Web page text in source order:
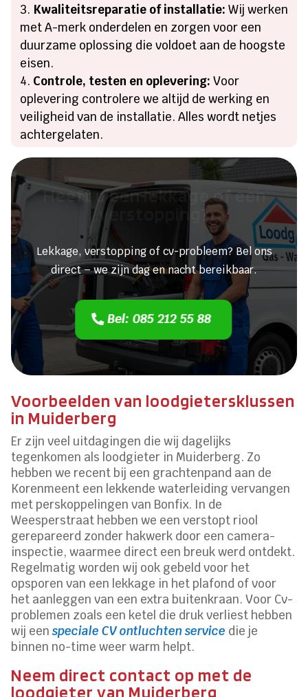
Kwaliteitsreparatie of installatie: Wij werken
met A-merk onderdelen en zorgen voor een
duurzame oplossing die voldoet aan de hoogste
eisen.
Controle, testen en oplevering: Voor
oplevering controlere we altijd de werking en
veiligheid van de installatie. Alles wordt netjes
achtergelaten.
Heeft u een lekkage of een
verstopping?
Lekkage, verstopping of cv-probleem? Bel ons
direct – we zijn dag en nacht bereikbaar.
Bel: 085 212 55 88
Voorbeelden van loodgietersklussen
in Muiderberg
Er zijn veel uitdagingen die wij dagelijks
tegenkomen als loodgieter in Muiderberg. Zo
hebben we recent bij een grachtenpand aan de
Korenmeent een lekkende waterleiding vervangen
met perskoppelingen van Bonfix. In de
Weesperstraat hebben we een verstopt riool
gerepareerd zonder hakwerk door een camera-
inspectie, waarmee direct een breuk werd ontdekt.
Regelmatig worden wij ook gebeld voor het
opsporen van een lekkage in het plafond of voor
het aanleggen van een extra buitenkraan. Voor Cv-
problemen zoals een ketel die druk verliest hebben
wij eenspeciale CV ontluchten service die je
binnen no-time weer warm helpt.
Neem direct contact op met de
loodgieter van Muiderberg